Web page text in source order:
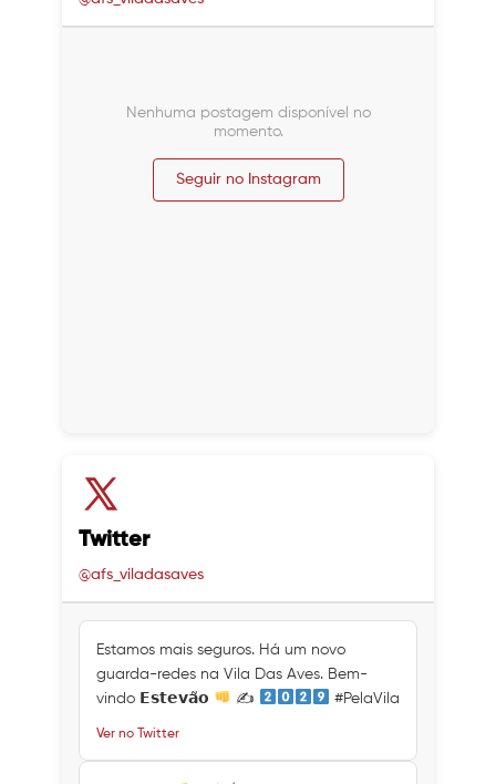
Nenhuma postagem disponível no
momento.
Seguir no Instagram
Twitter
@afs_viladasaves
Estamos mais seguros. Há um novo
guarda-redes na Vila Das Aves. Bem-
vindo 𝗘𝘀𝘁𝗲𝘃𝗮̃𝗼
✍ #PelaVila
Ver no Twitter